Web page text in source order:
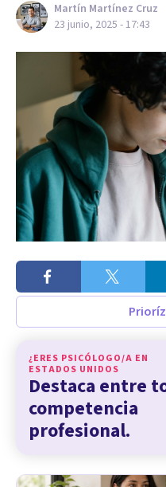
Martín Martínez Cruz
23 junio, 2025 - 17:43
¿ERES PSICÓLOGO/A EN
ESTADOS UNIDOS
Destaca entre
competencia
profesional.